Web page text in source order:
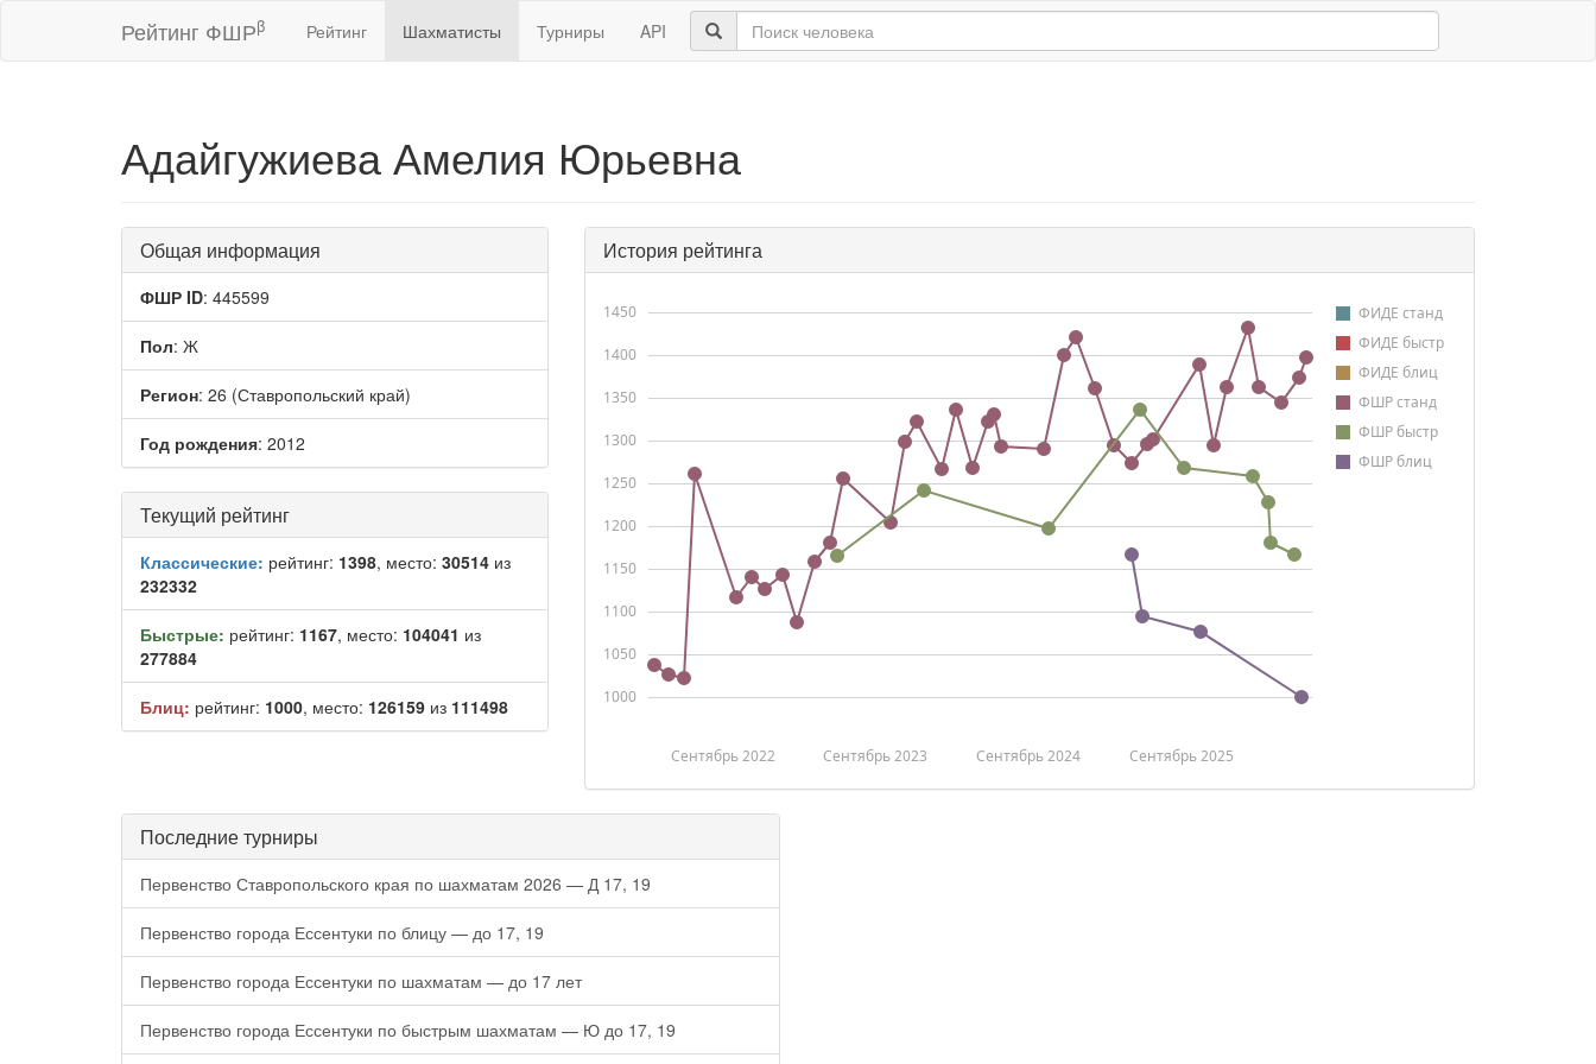
Рейтинг ФШРβ Рейтинг Шахматисты Турниры API
Адайгужиева Амелия Юрьевна
Общая информация
ФШР ID: 445599
Пол: Ж
Регион: 26 (Ставропольский край)
Год рождения: 2012
Текущий рейтинг
Классические: рейтинг: 1398, место: 30514 из
232332
Быстрые: рейтинг: 1167, место: 104041 из
277884
Блиц: рейтинг: 1000, место: 126159 из 111498
История рейтинга
ФИДЕ станд
ФИДЕ быстр
ФИДЕ блиц
ФШР станд
ФШР быстр
ФШР блиц
Сентябрь 2022 Сентябрь 2023 Сентябрь 2024 Сентябрь 2025
1000
1050
1100
1150
1200
1250
1300
1350
1400
1450
Последние турниры
Первенство Ставропольского края по шахматам 2026 — Д 17, 19
Первенство города Ессентуки по блицу — до 17, 19
Первенство города Ессентуки по шахматам — до 17 лет
Первенство города Ессентуки по быстрым шахматам — Ю до 17, 19